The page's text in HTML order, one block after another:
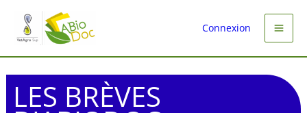
contenu
Connexion
LES BRÈVES